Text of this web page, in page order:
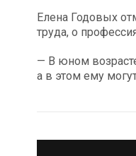
Елена Годовых
труда, о
— В юном
а в этом ему